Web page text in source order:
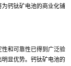
钙钛矿电池的商业化铺
和可靠性已得到广泛验
显优势。钙钛矿电池的